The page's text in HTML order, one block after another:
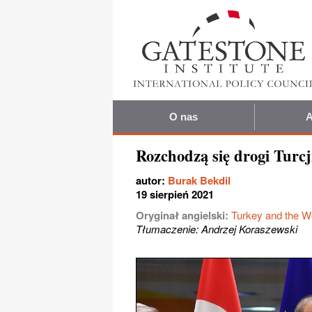
O nas
Rozchodzą się drogi
autor: Burak Bekdil
19 sierpień 2021
Oryginał angielski: Turkey and the
Tłumaczenie: Andrzej Koraszewski